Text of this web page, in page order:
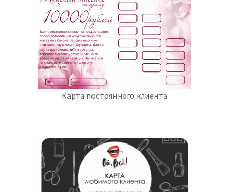
Карта постоянного клиента